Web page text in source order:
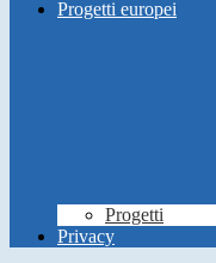
Progetti europei
Progetti
Privacy